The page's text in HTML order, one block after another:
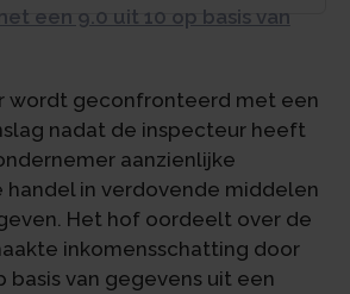
een 9.0 uit 10 op basis van
wordt geconfronteerd met een
nadat de inspecteur heeft
aanzienlijke
handel in verdovende middelen
Het hof oordeelt over de
inkomensschatting door
basis van gegevens uit een